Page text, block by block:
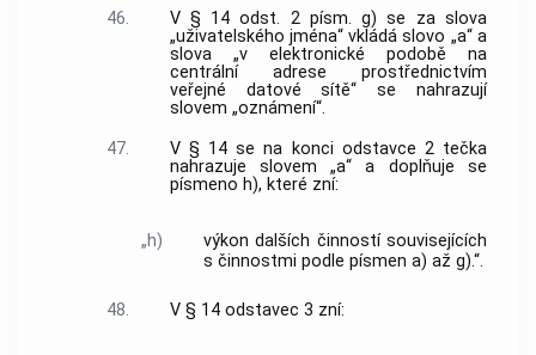
46.
V § 14 odst. 2 písm. g) se za slova
„uživatelského jména“ vkládá slovo „a“ a
slova „v elektronické podobě na
centrální adrese prostřednictvím
veřejné datové sítě“ se nahrazují
slovem „oznámení“.
47.
V § 14 se na konci odstavce 2 tečka
nahrazuje slovem „a“ a doplňuje se
písmeno h), které zní:
„h)
výkon dalších činností souvisejících
s činnostmi podle písmen a) až g).“.
48. V § 14 odstavec 3 zní: